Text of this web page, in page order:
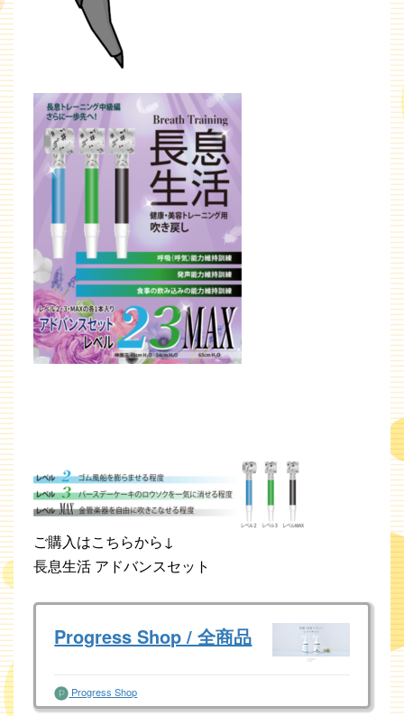
ご購入はこちらから↓
長息生活 アドバンスセット
Progress Shop / 全商品
Progress Shop